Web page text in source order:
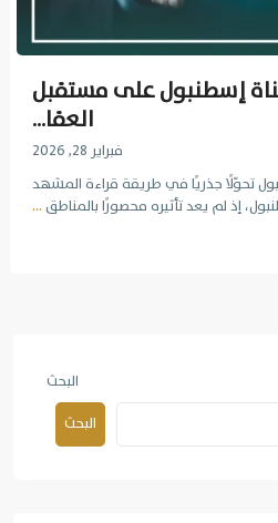
إسطنبول على مستقبل
العقا...
فبراير 28, 2026
تحوّلًا جذريًا في طريقة قراءة المشهد
إذ لم يعد تأثيره محصورًا بالمناطق...
البحث
البحث